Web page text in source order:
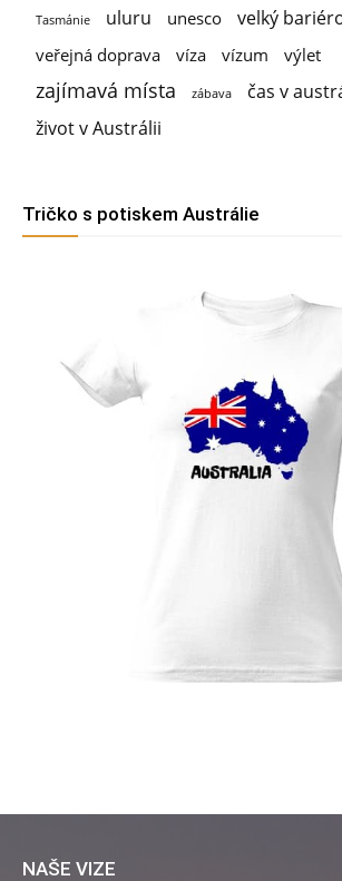
Tasmánie uluru unesco velký
veřejná doprava víza vízum výlet
zajímavá místa zábava
čas v
život v Austrálii
Tričko s potiskem Austrálie
NAŠE VIZE